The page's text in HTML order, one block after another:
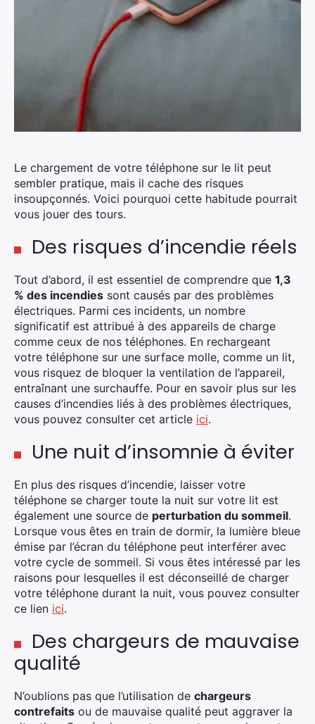
Le chargement de votre téléphone sur le lit peut
sembler pratique, mais il cache des risques
insoupçonnés. Voici pourquoi cette habitude pourrait
vous jouer des tours.
Des risques d’incendie réels
Tout d’abord, il est essentiel de comprendre que 1,3
% des incendies sont causés par des problèmes
électriques. Parmi ces incidents, un nombre
significatif est attribué à des appareils de charge
comme ceux de nos téléphones. En rechargeant
votre téléphone sur une surface molle, comme un lit,
vous risquez de bloquer la ventilation de l’appareil,
entraînant une surchauffe. Pour en savoir plus sur les
causes d’incendies liés à des problèmes électriques,
vous pouvez consulter cet article ici.
Une nuit d’insomnie à éviter
En plus des risques d’incendie, laisser votre
téléphone se charger toute la nuit sur votre lit est
également une source de perturbation du sommeil.
Lorsque vous êtes en train de dormir, la lumière bleue
émise par l’écran du téléphone peut interférer avec
votre cycle de sommeil. Si vous êtes intéressé par les
raisons pour lesquelles il est déconseillé de charger
votre téléphone durant la nuit, vous pouvez consulter
ce lien ici.
Des chargeurs de mauvaise
qualité
N’oublions pas que l’utilisation de chargeurs
contrefaits ou de mauvaise qualité peut aggraver la